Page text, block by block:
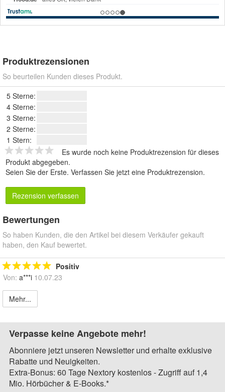
Produktrezensionen
So beurteilen Kunden dieses Produkt.
5 Sterne:
4 Sterne:
3 Sterne:
2 Sterne:
1 Stern:
Es wurde noch keine Produktrezension für dieses
Produkt abgegeben.
Seien Sie der Erste. Verfassen Sie jetzt eine Produktrezension.
Rezension verfassen
Bewertungen
So haben Kunden, die den Artikel bei diesem Verkäufer gekauft
haben, den Kauf bewertet.
Positiv
Von: a***i 10.07.23
Mehr...
Verpasse keine Angebote mehr!
Abonniere jetzt unseren Newsletter und erhalte exklusive
Rabatte und Neuigkeiten.
Extra-Bonus: 60 Tage Nextory kostenlos - Zugriff auf 1,4
Mio. Hörbücher & E-Books.*